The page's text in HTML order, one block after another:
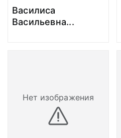
Василиса
Васильевна...
Нет изображения